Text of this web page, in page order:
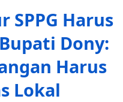
SPPG Harus
Dony:
Harus
Lokal